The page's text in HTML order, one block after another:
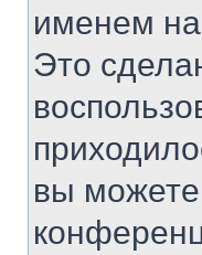
именем
Это
вы можете